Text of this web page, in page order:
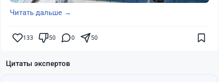
Читать дальше →
133 50 0 50
Цитаты экспертов